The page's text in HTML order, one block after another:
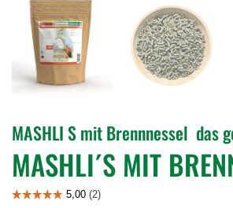
MASHLI S mit Brennnessel  das
MASHLI´S MIT